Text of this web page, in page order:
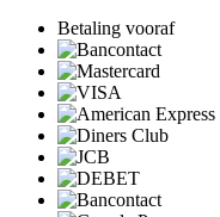
Betaling vooraf